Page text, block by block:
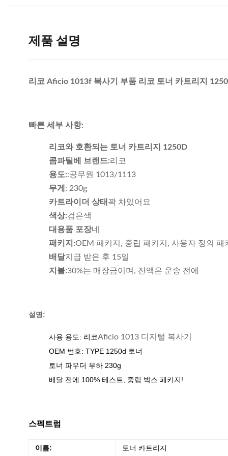
제품 설명
리코 Aficio 1013f 복사기 부품 리코 토너 카트리지
빠른 세부 사항:
리코와 호환되는 토너 카트리지 1250D
콤파틸베 브랜드:리코
용도::공무원 1013/1113
무게 : 230g
카트라이더 상태 꽉 차있어요
색상:검은색
대용품 포장네
패키지:OEM 패키지, 중립 패키지, 사용자 정의 패
배달지급 받은 후 15일
지불:30%는 매장금이며, 잔액은 운송 전에
설명:
사용 용도: 리코Aficio 1013 디지털 복사기
OEM 번호: TYPE 1250d 토너
토너 파우더 부하 230g
배달 전에 100% 테스트, 중립 박스 패키지!
스펙트럼
이름: 토너 카트리지